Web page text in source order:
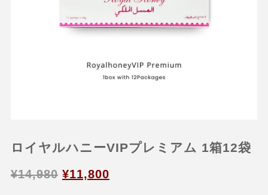
ロイヤルハニーVIPプレミアム 1箱12袋
¥14,980 ¥11,800